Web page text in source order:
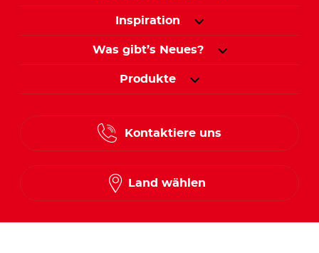
Inspiration
Was gibt’s Neues?
Produkte
Kontaktiere uns
Land wählen